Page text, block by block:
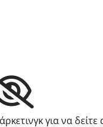
για να δείτε